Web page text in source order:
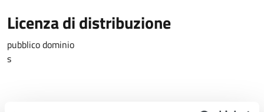
Licenza di distribuzione
pubblico dominio
s